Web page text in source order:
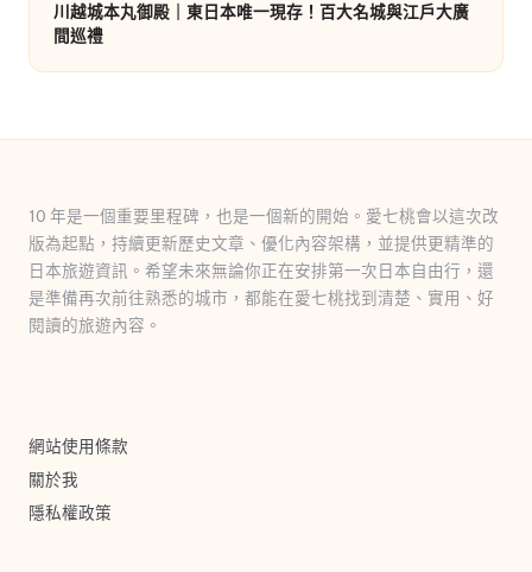
川越城本丸御殿｜東日本唯一現存！百大名城與江戶大廣
間巡禮
10 年是一個重要里程碑，也是一個新的開始。愛七桃會以這次改
版為起點，持續更新歷史文章、優化內容架構，並提供更精準的
日本旅遊資訊。希望未來無論你正在安排第一次日本自由行，還
是準備再次前往熟悉的城市，都能在愛七桃找到清楚、實用、好
閱讀的旅遊內容。
網站使用條款
關於我
隱私權政策